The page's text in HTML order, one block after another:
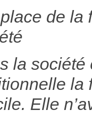
de la
la société
la
Elle